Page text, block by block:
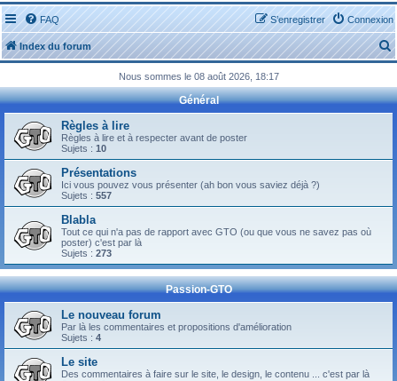
FAQ Connexion
S’enregistrer
Index du forum
e
c
Nous sommes le 08 août 2026, 18:17
Général
Règles à lire
Règles à lire et à respecter avant de poster
Sujets : 10
Présentations
Ici vous pouvez vous présenter (ah bon vous saviez déjà ?)
Sujets : 557
Blabla
Tout ce qui n'a pas de rapport avec GTO (ou que vous ne savez pas où
poster) c'est par là
Sujets : 273
Passion-GTO
Le nouveau forum
Par là les commentaires et propositions d'amélioration
Sujets : 4
Le site
Des commentaires à faire sur le site, le design, le contenu ... c'est par là